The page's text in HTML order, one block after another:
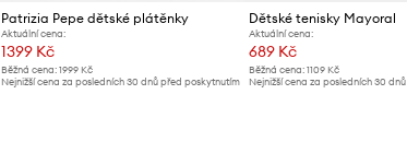
Patrizia Pepe dětské plátěnky
Aktuální cena:
1399 Kč
Běžná cena: 1999 Kč
Nejnižší cena za posledních 30 dnů před poskytnutím
Dětské tenisky Mayoral
Aktuální cena:
689 Kč
Běžná cena:1109 Kč
Nejnižší cena za posledních 30